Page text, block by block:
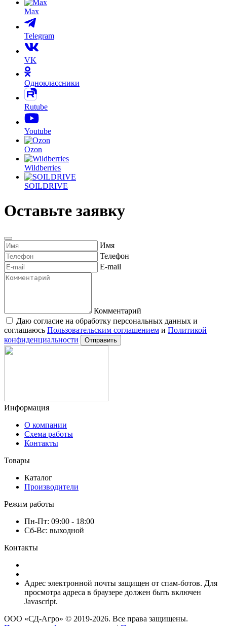
Max
Telegram
VK
Одноклассники
Rutube
Youtube
Ozon
Wildberries
Оставьте заявку
Имя
Телефон
Комментарий
Даю согласие на обработку персональных данных и
соглашаюсьПользовательским соглашением
конфиденциальности
О компании
Схема работы
Каталог
Пн-Пт: 09:00 - 18:00
8 (920) 417-17-34
Адрес электронной почты защищен от спам-ботов. Для
просмотра адреса в браузере должен быть включен